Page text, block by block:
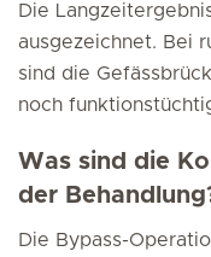
Die
ausgezeichnet. Bei
sind die
noch
Was sind die
der
Die Bypass-